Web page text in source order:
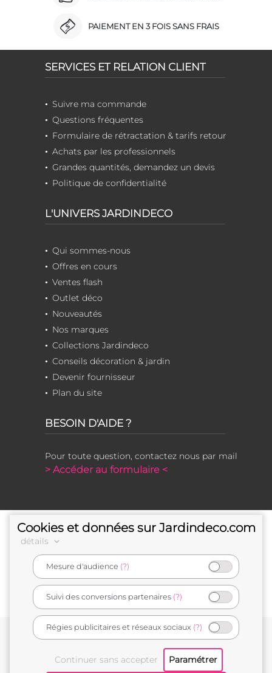
PAIEMENT EN 3 FOIS SANS FRAIS
SERVICES ET RELATION CLIENT
Suivre ma commande
Questions fréquentes
Formulaire de rétractation & tarifs retour
Achats par les professionnels
Grandes quantités, demandez un devis
Politique de confidentialité
L'UNIVERS JARDINDECO
Qui sommes-nous
Offres en cours
Ventes flash
Outlet déco
Nouveautés
Nos marques
Collections Jardindeco
Conseils décoration & jardin
Devenir fournisseur
Plan du site
BESOIN D'AIDE ?
Pour toute question, contactez nous par mail
> Accéder au formulaire <
e-commerçant français
Cookies et données sur Jardindeco.com
détails
Mesure d'audience (?)
Suivi des conversions partenaires (?)
Régies publicitaires et réseaux sociaux (?)